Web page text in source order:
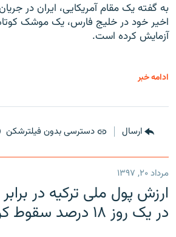
به گفته یک مقام آمریکایی، ایران در
اخیر خود در خلیج فارس، یک موشک
آزمایش کرده است.
ادامه خبر
ارسال دسترسی بدون فیلترشکن
مرداد ۲۰, ۱۳۹۷
ارزش پول ملی ترکیه در برابر
در یک روز ۱۸ درصد سقوط کرد